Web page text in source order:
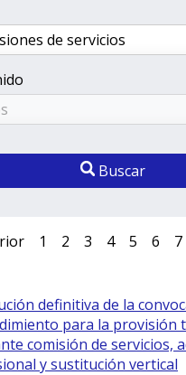
Buscar
1 2 3 4 5 6 7
definitiva de la
para la provisión
comisión de servicios,
y sustitución vertical